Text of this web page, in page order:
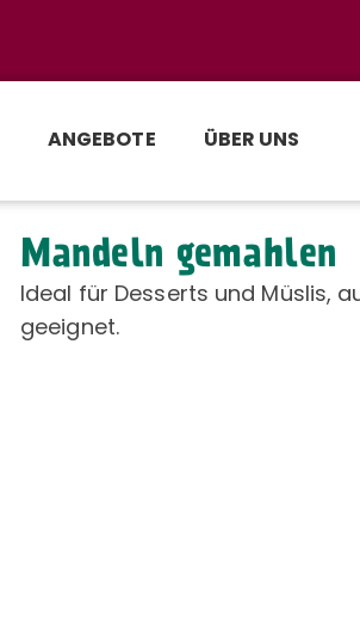
ANGEBOTE ÜBER UNS
Mandeln gemahlen
Ideal für Desserts und Müslis,
geeignet.